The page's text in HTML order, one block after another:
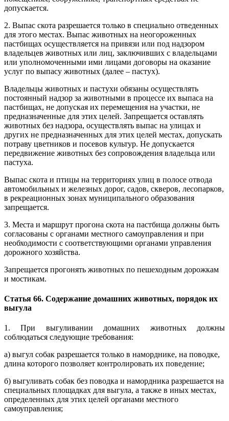
допускается.
2. Выпас скота разрешается только в специально отведенных
для этого местах. Выпас животных на неогороженных
пастбищах осуществляется на привязи или под надзором
владельцев животных или лиц, заключивших с владельцами
или уполномоченными ими лицами договоры на оказание
услуг по выпасу животных (далее – пастух).
Владельцы животных и пастухи обязаны осуществлять
постоянный надзор за животными в процессе их выпаса на
пастбищах, не допуская их перемещения на участки, не
предназначенные для этих целей. Запрещается оставлять
животных без надзора, осуществлять выпас на улицах и
других не предназначенных для этих целей местах, допускать
потраву цветников и посевов культур. Не допускается
передвижение животных без сопровождения владельца или
пастуха.
Выпас скота и птицы на территориях улиц в полосе отвода
автомобильных и железных дорог, садов, скверов, лесопарков,
в рекреационных зонах муниципального образования
запрещается.
3. Места и маршрут прогона скота на пастбища должны быть
согласованы с органами местного самоуправления и при
необходимости с соответствующими органами управления
дорожного хозяйства.
Запрещается прогонять животных по пешеходным дорожкам
и мостикам.
Статья 66. Содержание домашних животных, порядок их
выгула
1. При выгуливании домашних животных должны
соблюдаться следующие требования:
а) выгул собак разрешается только в наморднике, на поводке,
длина которого позволяет контролировать их поведение;
б) выгуливать собак без поводка и намордника разрешается на
специальных площадках для выгула, а также в иных местах,
определенных для этих целей органами местного
самоуправления;